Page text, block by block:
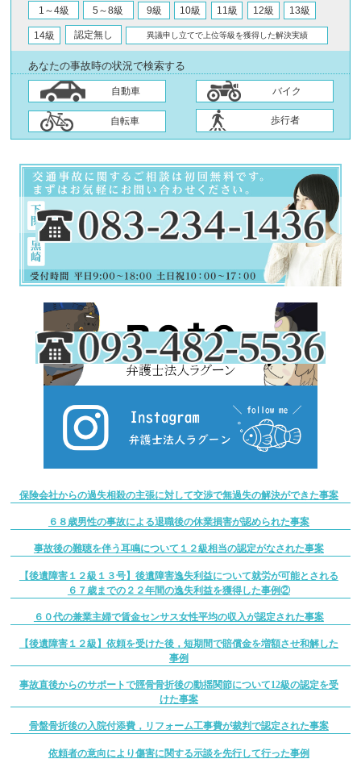
1～4級 5～8級 9級 10級 11級 12級 13級
14級 認定無し 異議申し立てで上位等級を獲得した解決実績
あなたの事故時の状況で検索する
自動車 バイク
自転車 歩行者
保険会社からの過失相殺の主張に対して交渉で無過失の解決ができた事案
６８歳男性の事故による退職後の休業損害が認められた事案
事故後の難聴を伴う耳鳴について１２級相当の認定がなされた事案
【後遺障害１２級１３号】後遺障害逸失利益について就労が可能とされる
６７歳までの２２年間の逸失利益を獲得した事例②
６０代の兼業主婦で賃金センサス女性平均の収入が認定された事案
【後遺障害１２級】依頼を受けた後，短期間で賠償金を増額させ和解した
事例
事故直後からのサポートで脛骨骨折後の動揺関節について12級の認定を受
けた事案
骨盤骨折後の入院付添費，リフォーム工事費が裁判で認定された事案
依頼者の意向により傷害に関する示談を先行して行った事例